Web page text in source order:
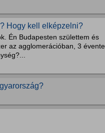
Hogy kell elképzelni?
Én Budapesten születtem és
az agglomerációban, 3 évente